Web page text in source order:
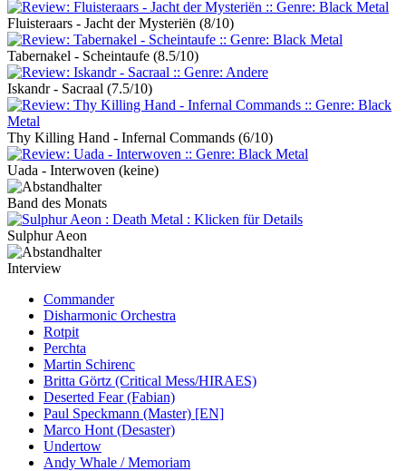
Fluisteraars - Jacht der Mysteriën (8/10)
Tabernakel - Scheintaufe (8.5/10)
Iskandr - Sacraal (7.5/10)
Thy Killing Hand - Infernal Commands (6/10)
Uada - Interwoven (keine)
Band des Monats
Sulphur Aeon
Interview
Commander
Disharmonic Orchestra
Rotpit
Perchta
Martin Schirenc
Britta Görtz (Critical Mess/HIRAES)
Deserted Fear (Fabian)
Paul Speckmann (Master) [EN]
Marco Hont (Desaster)
Undertow
Andy Whale / Memoriam